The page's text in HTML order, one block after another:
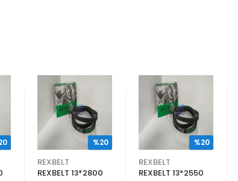
REXBELT
REXBELT 13*2800
%20
REXBELT
REXBELT 13*2550
%20